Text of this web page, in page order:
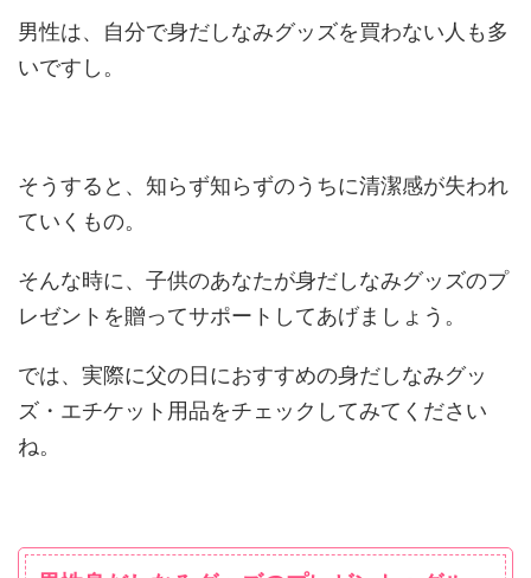
男性は、自分で身だしなみグッズを買わない人も多
いですし。
そうすると、知らず知らずのうちに清潔感が失われ
ていくもの。
そんな時に、子供のあなたが身だしなみグッズのプ
レゼントを贈ってサポートしてあげましょう。
では、実際に父の日におすすめの身だしなみグッ
ズ・エチケット用品をチェックしてみてください
ね。